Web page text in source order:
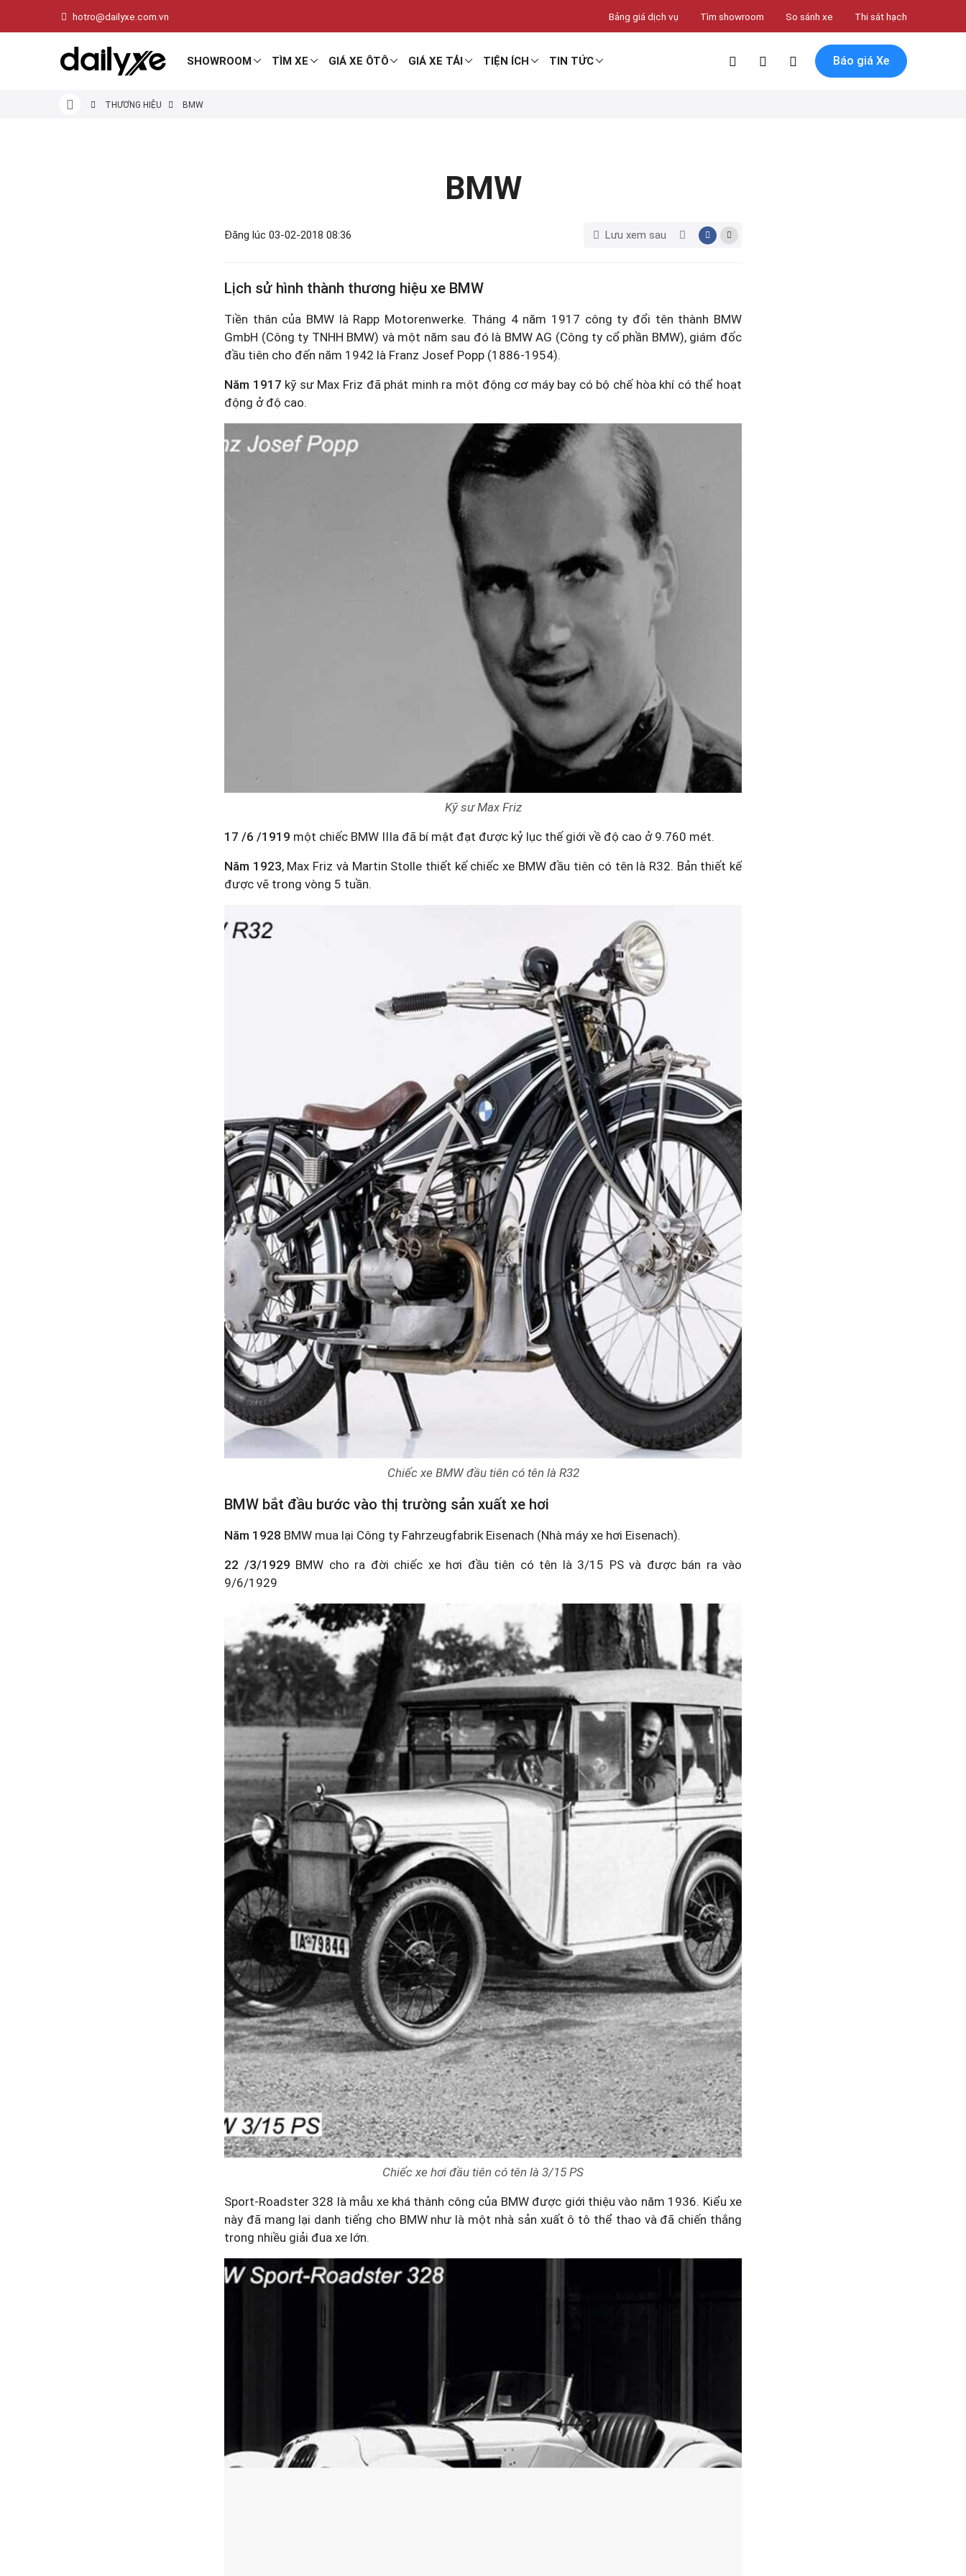
hotro@dailyxe.com.vn Bảng giá dịch vụ Tìm showroom So sánh xe Thi sát hạch
SHOWROOM TÌM XE GIÁ XE ÔTÔ GIÁ XE TẢI TIỆN ÍCH TIN TỨC Báo giá Xe
THƯƠNG HIỆU BMW
BMW
Đăng lúc 03-02-2018 08:36 Lưu xem sau
Lịch sử hình thành thương hiệu xe BMW
Tiền thân của BMW là Rapp Motorenwerke. Tháng 4 năm 1917 công ty đổi tên thành BMW
GmbH (Công ty TNHH BMW) và một năm sau đó là BMW AG (Công ty cổ phần BMW), giám đốc
đầu tiên cho đến năm 1942 là Franz Josef Popp (1886-1954).
Năm 1917 kỹ sư Max Friz đã phát minh ra một động cơ máy bay có bộ chế hòa khí có thể hoạt
động ở độ cao.
Kỹ sư Max Friz
17 /6 /1919 một chiếc BMW IIIa đã bí mật đạt được kỷ lục thế giới về độ cao ở 9.760 mét.
Năm 1923, Max Friz và Martin Stolle thiết kế chiếc xe BMW đầu tiên có tên là R32. Bản thiết kế
được vẽ trong vòng 5 tuần.
Chiếc xe BMW đầu tiên có tên là R32
BMW bắt đầu bước vào thị trường sản xuất xe hơi
Năm 1928 BMW mua lại Công ty Fahrzeugfabrik Eisenach (Nhà máy xe hơi Eisenach).
22 /3/1929 BMW cho ra đời chiếc xe hơi đầu tiên có tên là 3/15 PS và được bán ra vào
9/6/1929
Chiếc xe hơi đầu tiên có tên là 3/15 PS
Sport-Roadster 328 là mẫu xe khá thành công của BMW được giới thiệu vào năm 1936. Kiểu xe
này đã mang lại danh tiếng cho BMW như là một nhà sản xuất ô tô thể thao và đã chiến thắng
trong nhiều giải đua xe lớn.